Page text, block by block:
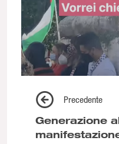
Precedente
Generazione